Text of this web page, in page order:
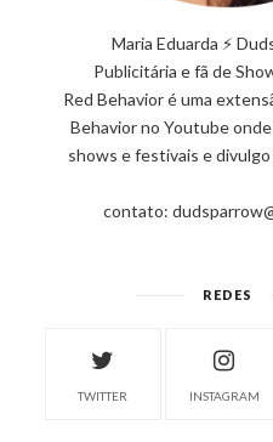
Maria Eduarda ⚡
Publicitária e fã de
Red Behavior é uma
Behavior no Youtube
shows e festivais e
contato:
REDES
TWITTER INSTAGRAM